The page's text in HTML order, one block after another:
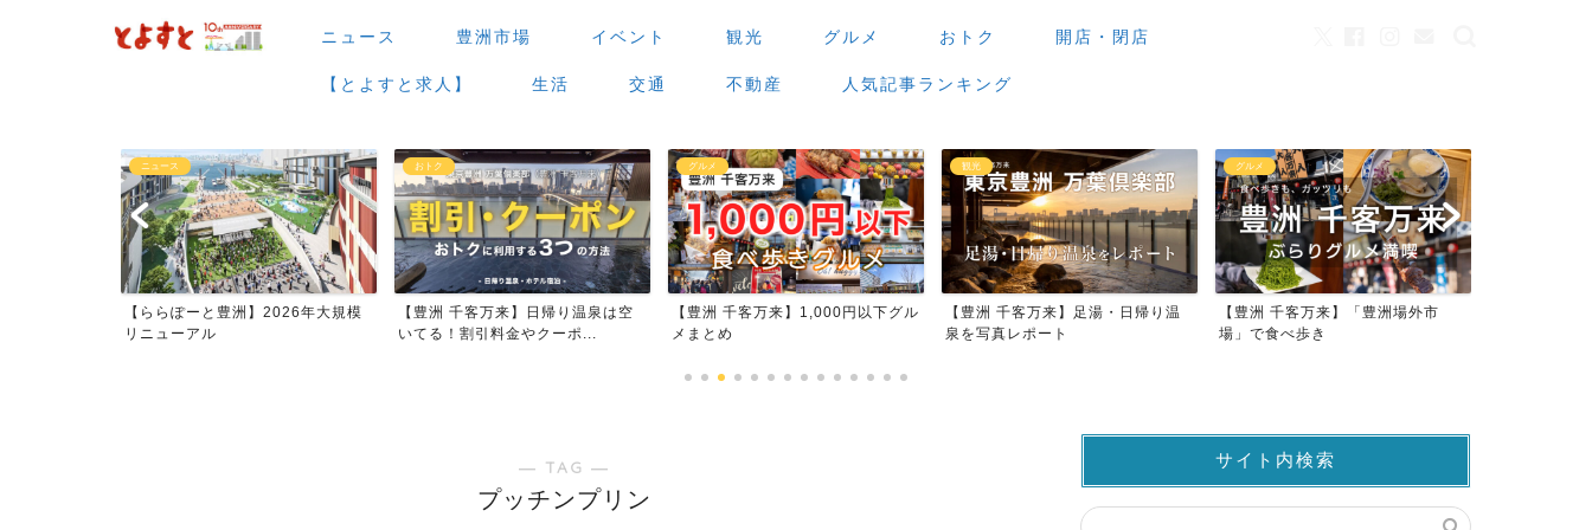
ニュース 豊洲市場 イベント 観光 グルメ おトク 開店・閉店
【とよすと求人】 生活 交通 不動産 人気記事ランキング
ニュース
【ららぽーと豊洲】2026年大規模
リニューアル
おトク
【豊洲 千客万来】日帰り温泉は空
いてる！割引料金やクーポ...
グルメ
【豊洲 千客万来】1,000円以下グル
メまとめ
観光
【豊洲 千客万来】足湯・日帰り温
泉を写真レポート
グルメ
【豊洲 千客万来】「豊洲場外市
場」で食べ歩き
― TAG ―
プッチンプリン
サイト内検索